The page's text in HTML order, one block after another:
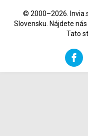
© 2000–2026.
Slovensku. Nájdete nás
Tato